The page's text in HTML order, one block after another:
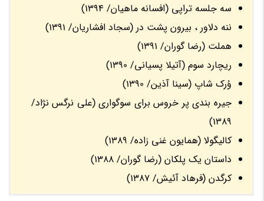
سه جلسه تراپی (افسانه ماهیان/ 1394)
ننه دلاور ، بیرون پشت در (سجاد افشاریان/ 1391)
هملت (رضا گوران/ 1391)
ریچارد سوم (آتیلا پسیانی/ 1390)
وُرک شاپ (سینا آذین/ 1390)
جیره بندی پر خروس برای سوگواری (علی نرگس نژاد/
1389)
کالیگولا (همایون غنی زاده/ 1389)
داستان یک پلکان (رضا گوران/ 1388)
کرگدن (فرهاد آئیش/ 1387)